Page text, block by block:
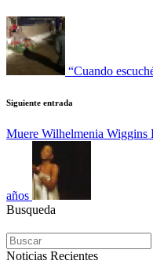
de
entradas
“Cuando
Siguiente entrada
Muere Wilhelmenia Wiggins
años
Busqueda
Noticias Recientes